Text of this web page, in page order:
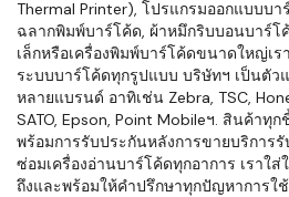
Thermal Printer), โปรแกรมออกแบบบา
ฉลากพิมพ์บาร์โค้ด, ผ้าหมึกริบบอนบาร์โ
เล็กหรือเครื่องพิมพ์บาร์โค้ดขนาดใหญ่เ
ระบบบาร์โค้ดทุกรูปแบบ บริษัทฯ เป็นตั
หลายแบรนด์ อาทิเช่น Zebra, TSC,
SATO, Epson, Point Mobileฯ. สินค้า
พร้อมการรับประกันหลังการขายบริการ
ซ่อมเครื่องอ่านบาร์โค้ดทุกอาการ เราใ
ถึงและพร้อมให้คำปรึกษาทุกปัญหาการใ